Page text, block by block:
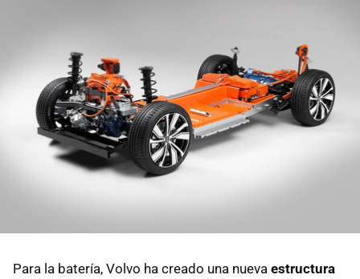
Para la batería, Volvo ha creado una nueva estructura